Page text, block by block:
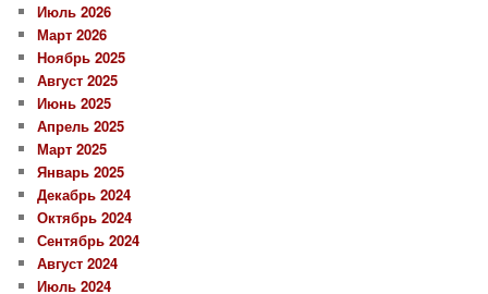
Июль 2026
Март 2026
Ноябрь 2025
Август 2025
Июнь 2025
Апрель 2025
Март 2025
Январь 2025
Декабрь 2024
Октябрь 2024
Сентябрь 2024
Август 2024
Июль 2024